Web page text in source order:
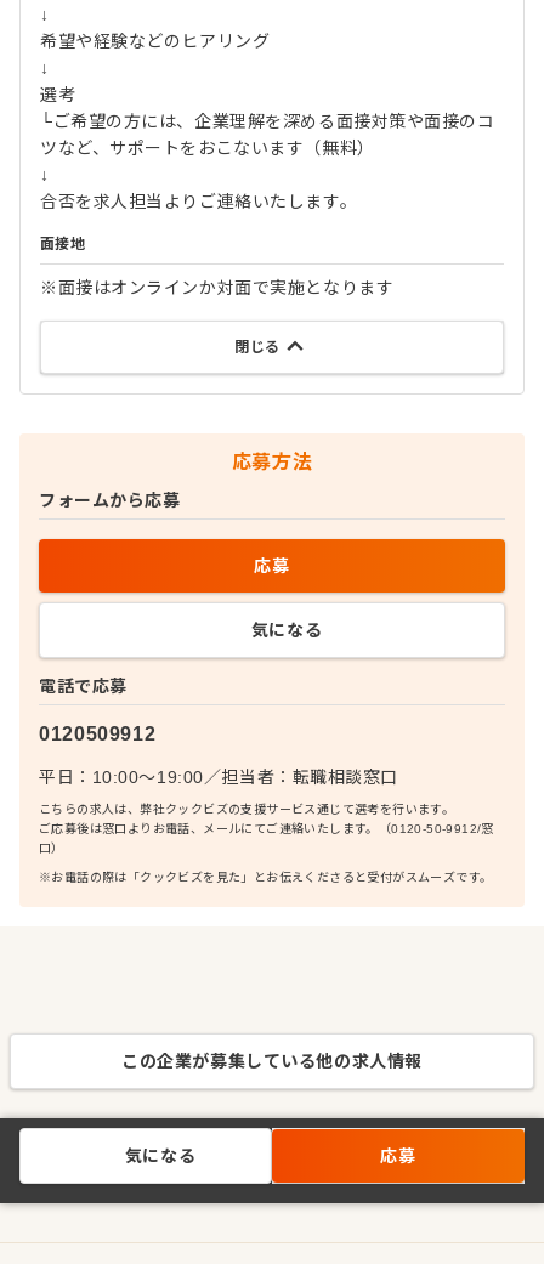
↓
希望や経験などのヒアリング
↓
選考
└ご希望の方には、企業理解を深める面接対策や面接のコ
ツなど、サポートをおこないます（無料）
↓
合否を求人担当よりご連絡いたします。
面接地
※面接はオンラインか対面で実施となります
閉じる
応募方法
電話で応募
0120509912
平日：10:00〜19:00／担当者： 転職相談窓口
こちらの求人は、弊社クックビズの支援サービス通じて選考を行います。
ご応募後は窓口よりお電話、メールにてご連絡いたします。（0120-50-9912/窓
口）
※お電話の際は「クックビズを見た」とお伝えくださると受付がスムーズです。
フォームから応募
応募
気になる
この企業が募集している他の求人情報
気になる 応募